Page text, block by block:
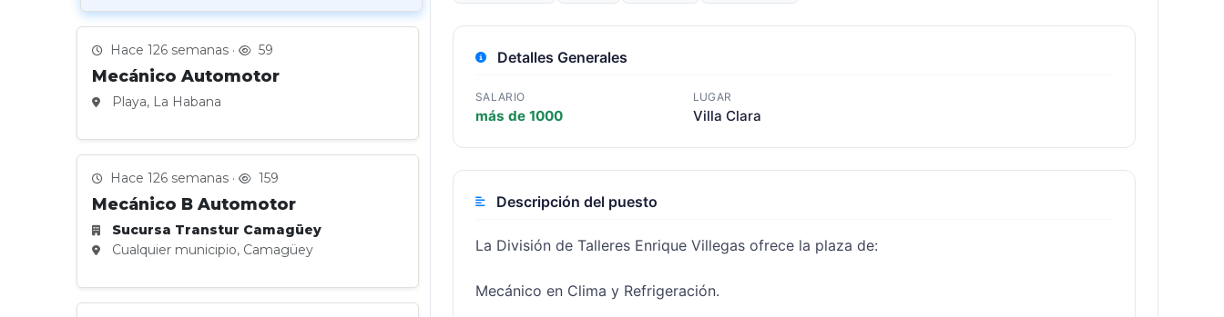
Hace 126 semanas · 59
Mecánico Automotor
Playa, La Habana
Hace 126 semanas · 159
Mecánico B Automotor
Sucursa Transtur Camagüey
Cualquier municipio, Camagüey
Detalles Generales
SALARIO
más de 1000
LUGAR
Villa Clara
Descripción del puesto
La División de Talleres Enrique Villegas ofrece la plaza de:
Mecánico en Clima y Refrigeración.